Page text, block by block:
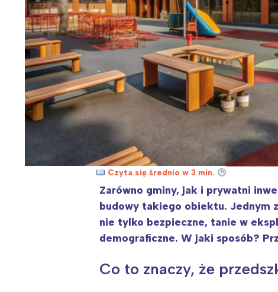
Czyta się średnio w 3 min.
Zarówno gminy, jak i prywatni
budowy takiego obiektu. Jednym
nie tylko bezpieczne, tanie w
demograficzne. W jaki sposób?
Co to znaczy, że